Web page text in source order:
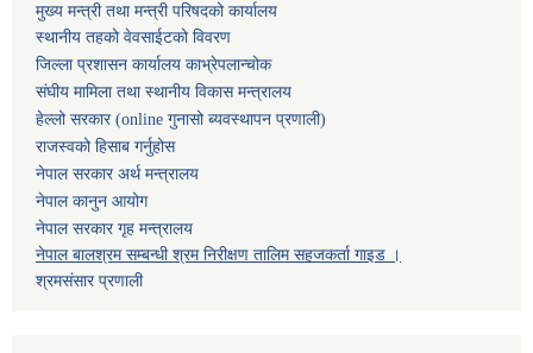
मुख्य मन्त्री तथा मन्त्री परिषदको कार्यालय
स्थानीय तहको वेवसाईटको विवरण
जिल्ला प्रशासन कार्यालय काभ्रेपलान्चोक
संघीय मामिला तथा स्थानीय विकास मन्त्रालय
हेल्लो सरकार (online गुनासो ब्यवस्थापन प्रणाली)
राजस्वको हिसाब गर्नुहोस
नेपाल सरकार अर्थ मन्त्रालय
नेपाल कानुन आयोग
नेपाल सरकार गृह मन्त्रालय
नेपाल बालश्रम सम्बन्धी श्रम निरीक्षण तालिम सहजकर्ता गाइड ।
श्रमसंसार प्रणाली